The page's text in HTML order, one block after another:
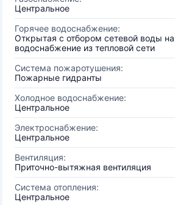
Центральное
Горячее водоснабжение:
Открытая с отбором сетевой воды
водоснабжение из тепловой сети
Система пожаротушения:
Пожарные гидранты
Холодное водоснабжение:
Центральное
Электроснабжение:
Центральное
Вентиляция:
Приточно-вытяжная вентиляция
Система отопления:
Центральное